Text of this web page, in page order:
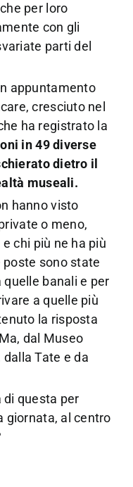
per loro
con gli
parti del
appuntamento
cresciuto nel
ha registrato la
in 49 diverse
dietro il
museali.
hanno visto
o meno,
chi più ne ha più
sono state
banali e per
a quelle più
la risposta
dal Museo
Tate e da
di questa per
giornata, al centro